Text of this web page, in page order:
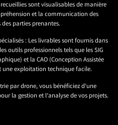
sont visualisables de manière
et la communication des
parties prenantes.
: Les livrables sont fournis dans
outils professionnels tels que les SIG
et la CAO (Conception Assistée
exploitation technique facile.
par drone, vous bénéficiez d’une
la gestion et l’analyse de vos projets.